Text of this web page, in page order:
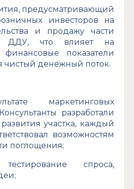
предусматривающий
инвесторов на
и продажу части
ДДУ, что влияет на
показатели
чистый денежный поток.
маркетинговых
разработали
участка, каждый
возможностям
поглощения;
спроса,